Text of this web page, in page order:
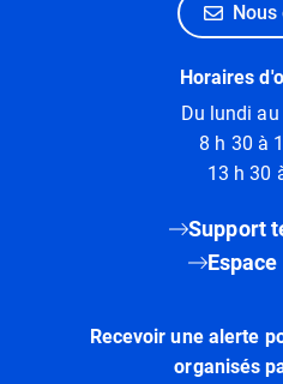
Horaires
Du lundi
8 h 30 à
13 h 30
Support
Recevoir une alerte
organisés